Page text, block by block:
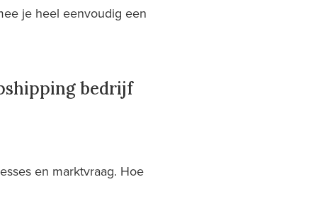
je heel eenvoudig een
bedrijf
en marktvraag. Hoe